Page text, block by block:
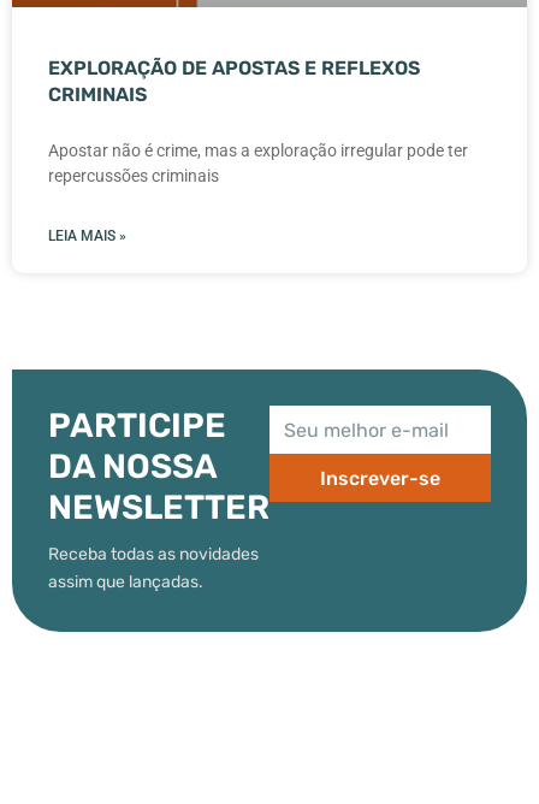
EXPLORAÇÃO DE APOSTAS E REFLEXOS
CRIMINAIS
Apostar não é crime, mas a exploração irregular pode ter
repercussões criminais
LEIA MAIS »
PARTICIPE
DA NOSSA
NEWSLETTER
Receba todas as novidades
assim que lançadas.
Inscrever-se